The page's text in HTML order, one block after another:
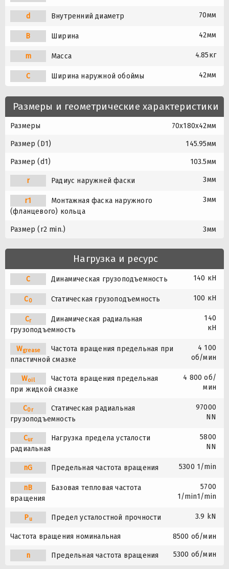
d Внутренний диаметр 70мм
B Ширина 42мм
m Масса 4.85кг
C Ширина наружной обоймы 42мм
Размеры и геометрические характеристики
Размеры 70x180x42мм
Размер (D1) 145.95мм
Размер (d1) 103.5мм
r Радиус наружней фаски 3мм
r1
Монтажная фаска наружного
(фланцевого) кольца
3мм
Размер (r2 min.) 3мм
Нагрузка и ресурс
C Динамическая грузоподъемность 140 кН
C0 Статическая грузоподъемность 100 кН
Cr
Динамическая радиальная
грузоподъемность
140
кН
Wgrease
Частота вращения предельная при
пластичной смазке
4 100
об/мин
Woil
Частота вращения предельная
при жидкой смазке
4 800 об/
мин
C0r
Статическая радиальная
грузоподъемность
97000
NN
Cur
Нагрузка предела усталости
радиальная
5800
NN
nG Предельная частота вращения 5300 1/min
nB
Базовая тепловая частота
вращения
5700
1/min1/min
Pu Предел усталостной прочности 3.9 kN
Частота вращения номинальная 8500 об/мин
n Предельная частота вращения 5300 об/мин